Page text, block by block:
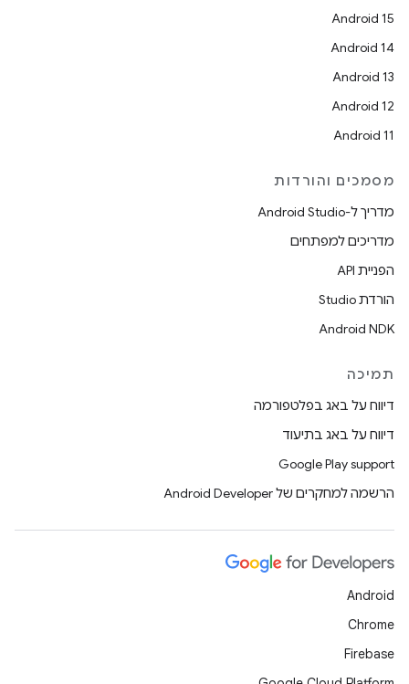
Android 15
Android 14
Android 13
Android 12
Android 11
מסמכים והורדות
מדריך ל-Android Studio
מדריכים למפתחים
הפניית API
הורדת Studio
Android NDK
תמיכה
דיווח על באג בפלטפורמה
דיווח על באג בתיעוד
Google Play support
הרשמה למחקרים של Android Developer
Android
Chrome
Firebase